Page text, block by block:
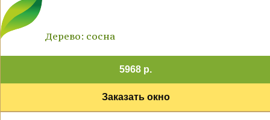
Дерево: сосна
5968 р.
Заказать окно